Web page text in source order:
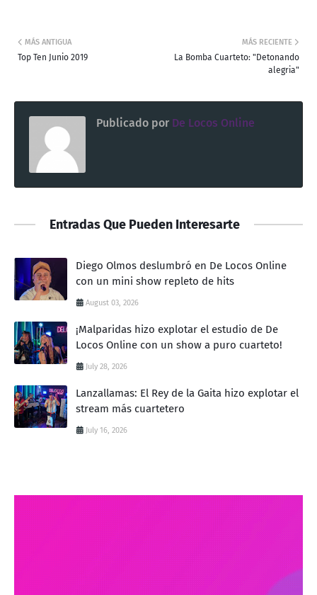
MÁS RECIENTE
La Bomba Cuarteto: "Detonando
alegria"
MÁS ANTIGUA
Top Ten Junio 2019
Publicado por De Locos Online
Entradas Que Pueden Interesarte
Diego Olmos deslumbró en De Locos Online
con un mini show repleto de hits
August 03, 2026
¡Malparidas hizo explotar el estudio de De
Locos Online con un show a puro cuarteto!
July 28, 2026
Lanzallamas: El Rey de la Gaita hizo explotar el
stream más cuartetero
July 16, 2026